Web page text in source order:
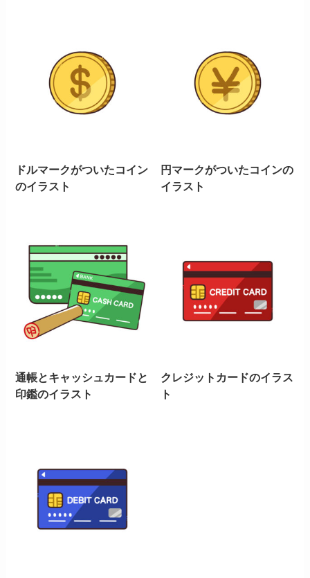
ドルマークがついたコイン
のイラスト
円マークがついたコインの
イラスト
通帳とキャッシュカードと
印鑑のイラスト
クレジットカードのイラス
ト